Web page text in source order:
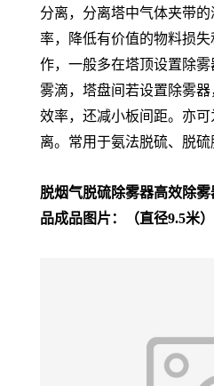
分离，分离塔中气体夹带
率，降低有价值的物料损
作，一般多在塔顶设置除雾
雾滴，塔盘间若设置除雾
效率，还减小板间距。亦
离。常用于氨法脱硫、脱硫
脱烟气脱硫除雾器高效除
品成品图片：（直径9.5米）